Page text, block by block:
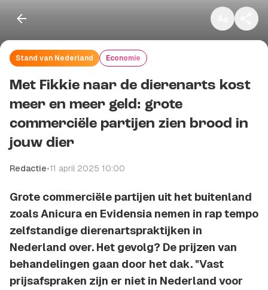
Stand van Nederland Economie
Met Fikkie naar de dierenarts kost
meer en meer geld: grote
commerciële partijen zien brood in
jouw dier
Redactie•11 april 2025 10:00
Grote commerciële partijen uit het buitenland
zoals Anicura en Evidensia nemen in rap tempo
zelfstandige dierenartspraktijken in
Nederland over. Het gevolg? De prijzen van
behandelingen gaan door het dak. "Vast
prijsafspraken zijn er niet in Nederland voor